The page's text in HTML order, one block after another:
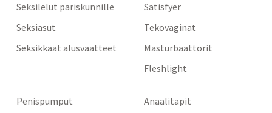
Seksilelut pariskunnille
Seksiasut
Seksikkäät alusvaatteet
Satisfyer
Tekovaginat
Masturbaattorit
Fleshlight
Penispumput
Anaalitapit